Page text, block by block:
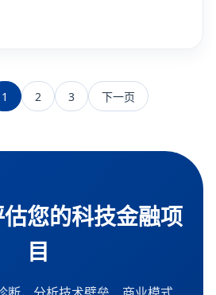
1 2 3 下一页
您的科技金融项
目